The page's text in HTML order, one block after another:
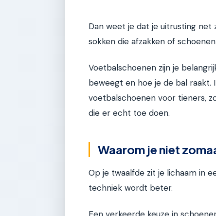
Dan weet je dat je uitrusting net
sokken die afzakken of
Voetbalschoenen zijn je
beweegt en hoe je de bal raakt.
voetbalschoenen voor tieners,
die er echt toe doen.
Waarom je niet
Op je twaalfde zit je lichaam in
techniek wordt beter.
Een verkeerde keuze in